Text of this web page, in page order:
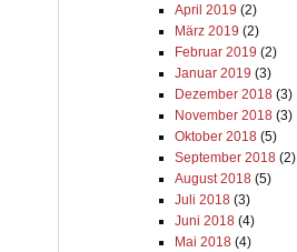
April 2019 (2)
März 2019 (2)
Februar 2019 (2)
Januar 2019 (3)
Dezember 2018(3)
November 2018(3)
Oktober 2018(5)
September 2018(2)
August 2018(5)
Juli 2018(3)
Juni 2018(4)
Mai 2018(4)